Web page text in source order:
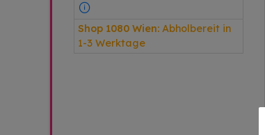
Shop 1080 Wien: Abholbereit in
1-3 Werktage